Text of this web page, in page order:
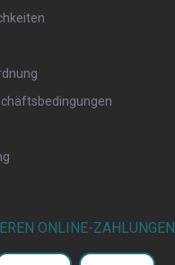
ONLINE-ZAHLUNGEN